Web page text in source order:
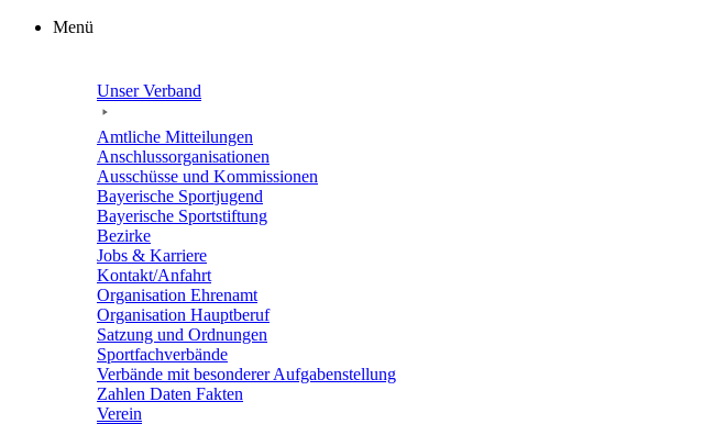
Zum
Menü
Unser Verband
Amtli­che Mitteilungen
Anschluss­or­ga­ni­sa­tio­nen
Ausschüsse und Kommissionen
Baye­ri­sche Sportjugend
Baye­ri­sche Sportstiftung
Bezirke
Jobs & Karriere
Kontakt/​​Anfahrt
Orga­ni­sa­tion Ehrenamt
Orga­ni­sa­tion Hauptberuf
Satzung und Ordnungen
Sport­fach­ver­bände
Verbände mit beson­de­rer Aufgabenstellung
Zahlen Daten Fakten
Verein